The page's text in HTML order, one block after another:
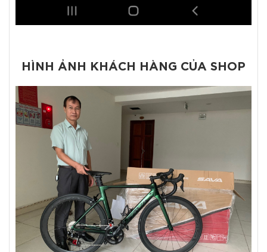
HÌNH ẢNH KHÁCH HÀNG CỦA SHOP